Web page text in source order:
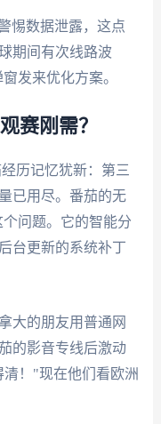
惕数据泄露，这点
期间有次线路波
发来优化方案。
赛刚需？
历记忆犹新：第三
已用尽。番茄的无
问题。它的智能分
台更新的系统补丁
大的朋友用普通网
的影音专线后激动
！"现在他们看欧洲